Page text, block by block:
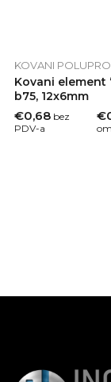
KOVANI
Kovani element
b75, 12x6mm
€0,68bez
PDV-a
om